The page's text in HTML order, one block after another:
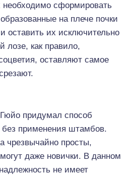
необходимо сформировать
на плече почки
оставить их исключительно
лозе, как правило,
оставляют самое
придумал способ
применения штамбов.
чрезвычайно просты,
даже новички. В данном
не имеет